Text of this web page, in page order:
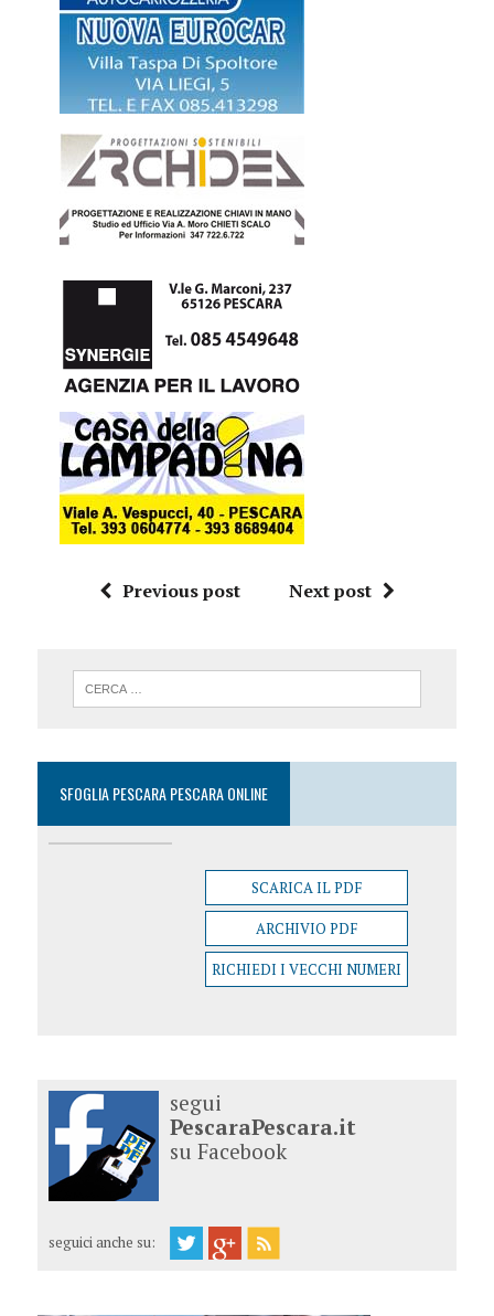
Previous post Next post
SFOGLIA PESCARA PESCARA ONLINE
SCARICA IL PDF
ARCHIVIO PDF
RICHIEDI I VECCHI NUMERI
segui
PescaraPescara.it
su Facebook
seguici anche su: